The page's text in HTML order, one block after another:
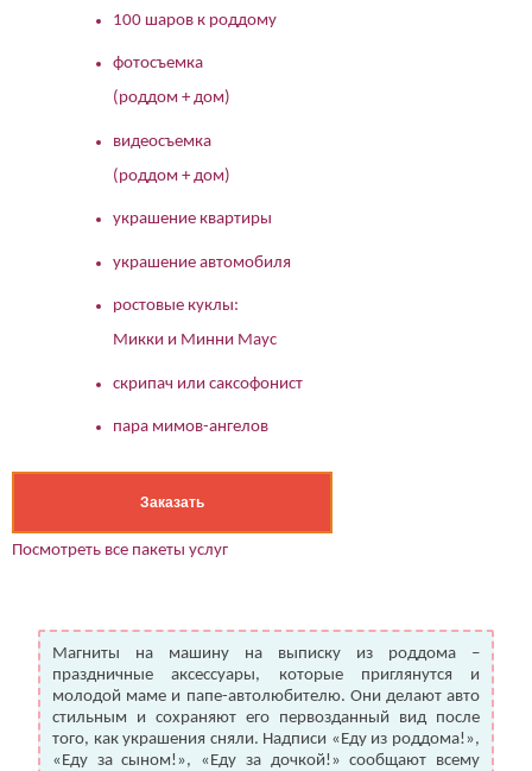
100 шаров к роддому
фотосъемка
(роддом + дом)
видеосъемка
(роддом + дом)
украшение квартиры
украшение автомобиля
ростовые куклы:
Микки и Минни Маус
скрипач или саксофонист
пара мимов-ангелов
Заказать
Посмотреть все пакеты услуг
Магниты на машину на выписку из роддома –
праздничные аксессуары, которые приглянутся и
молодой маме и папе-автолюбителю. Они делают авто
стильным и сохраняют его первозданный вид после
того, как украшения сняли. Надписи «Еду из роддома!»,
«Еду за сыном!», «Еду за дочкой!» сообщают всему